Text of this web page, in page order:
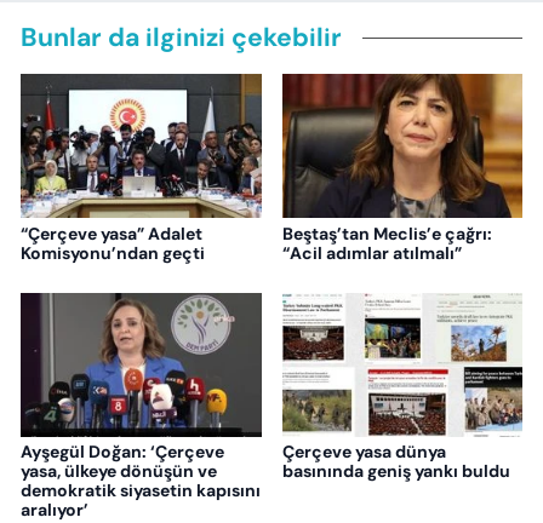
Bunlar da ilginizi çekebilir
“Çerçeve yasa” Adalet
Komisyonu’ndan geçti
Beştaş’tan Meclis’e çağrı:
“Acil adımlar atılmalı”
Ayşegül Doğan: ‘Çerçeve
yasa, ülkeye dönüşün ve
demokratik siyasetin kapısını
aralıyor’
Çerçeve yasa dünya
basınında geniş yankı buldu